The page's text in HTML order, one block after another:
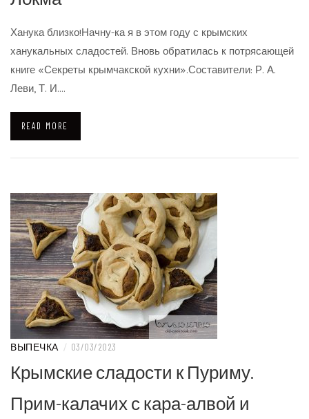
Ханука близко!Начну-ка я в этом году с крымских
ханукальных сладостей. Вновь обратилась к потрясающей
книге «Секреты крымчакской кухни».Составители: Р. А.
Леви, Т. И.…
READ MORE
ВЫПЕЧКА / 03/03/2023
Крымские сладости к Пуриму.
Прим-калачих с кара-алвой и